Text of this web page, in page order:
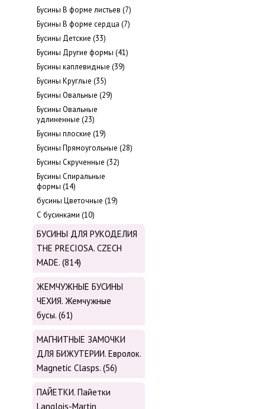
Бусины В форме листьев (7)
Бусины В форме сердца (7)
Бусины Детские (33)
Бусины Другие формы (41)
Бусины каплевидные (39)
Бусины Круглые (35)
Бусины Овальные (29)
Бусины Овальные
удлиненные (23)
Бусины плоские (19)
Бусины Прямоугольные (28)
Бусины Скрученные (32)
Бусины Спиральные
формы (14)
бусины Цветочные (19)
С бусинками (10)
БУСИНЫ ДЛЯ РУКОДЕЛИЯ
THE PRECIOSA. CZECH
MADE. (814)
ЖЕМЧУЖНЫЕ БУСИНЫ
ЧЕХИЯ. Жемчужные
бусы. (61)
МАГНИТНЫЕ ЗАМОЧКИ
ДЛЯ БИЖУТЕРИИ. Евролок.
Magnetic Сlasps. (56)
ПАЙЕТКИ. Пайетки
Langlois-Martin